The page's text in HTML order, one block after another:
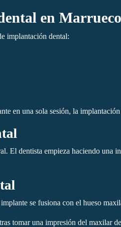
en
implantación dental:
en una sola sesión, la
El dentista empieza haciendo
se fusiona con el hueso
tomar una impresión del maxilar